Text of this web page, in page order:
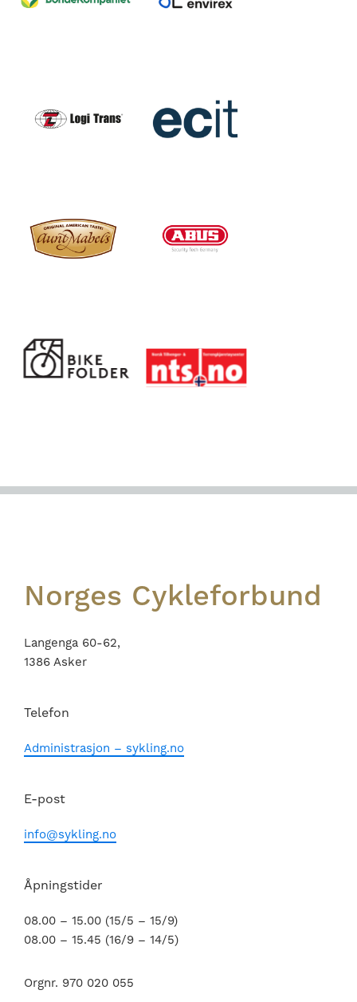
Footer
Norges Cykleforbund
Langenga 60-62,
1386 Asker
Telefon
Administrasjon – sykling.no
E-post
info@sykling.no
Åpningstider
08.00 – 15.00 (15/5 – 15/9)
08.00 – 15.45 (16/9 – 14/5)
Orgnr. 970 020 055